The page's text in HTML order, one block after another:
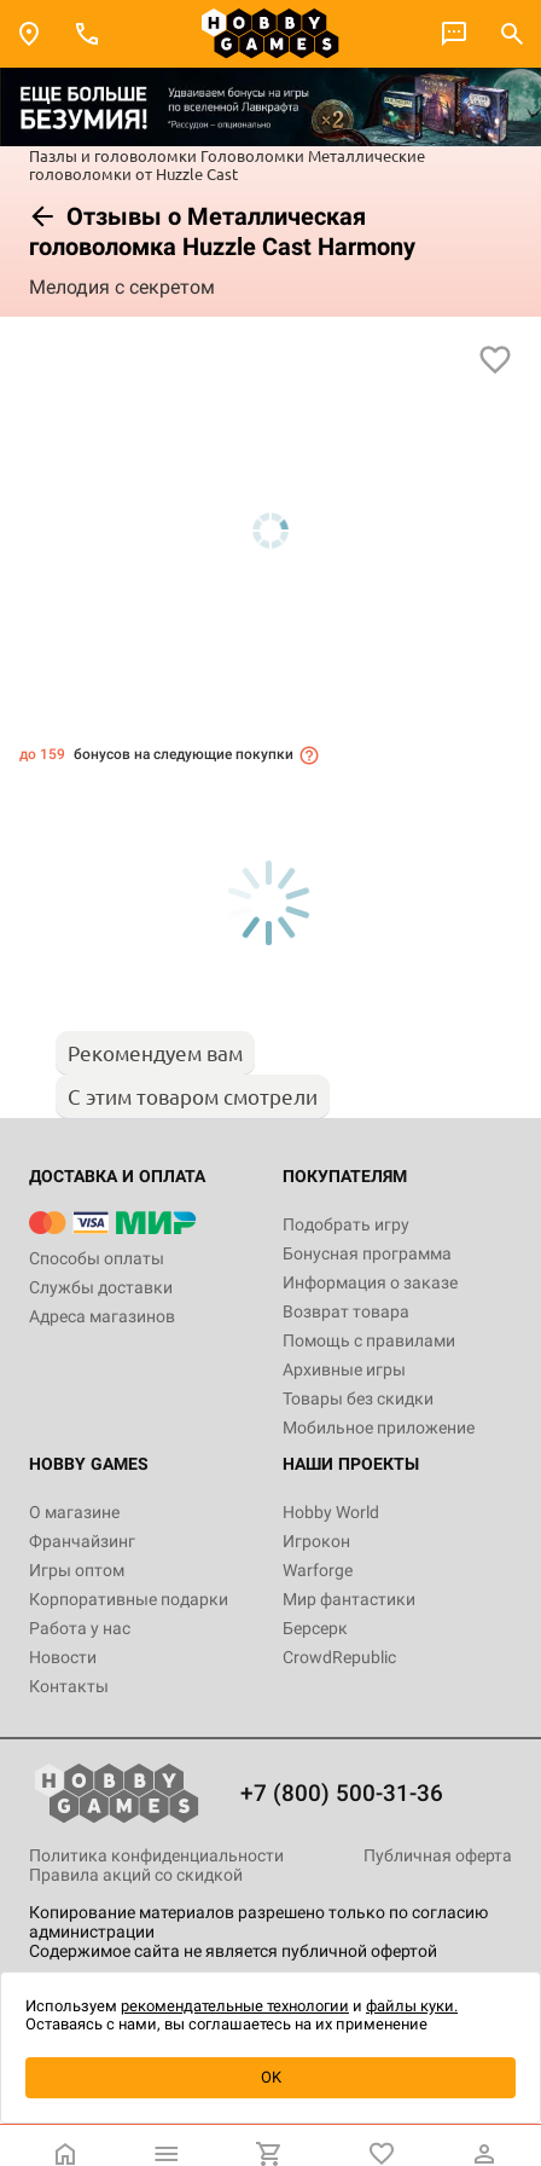
Пазлы и головоломки Головоломки Металлические
головоломки от Huzzle Cast
Отзывы о Металлическая
головоломка Huzzle Cast Harmony
Мелодия с секретом
Уведомить о наличии
до 159 бонусов на следующие покупки
Рекомендуем вам
С этим товаром смотрели
ДОСТАВКА И ОПЛАТА
Способы оплаты
Службы доставки
Адреса магазинов
ПОКУПАТЕЛЯМ
Подобрать игру
Бонусная программа
Информация о заказе
Возврат товара
Помощь с правилами
Архивные игры
Товары без скидки
Мобильное приложение
HOBBY GAMES
О магазине
Франчайзинг
Игры оптом
Корпоративные подарки
Работа у нас
Новости
Контакты
НАШИ ПРОЕКТЫ
Hobby World
Игрокон
Warforge
Мир фантастики
Берсерк
CrowdRepublic
+7 (800) 500-31-36
Копирование материалов разрешено только по согласию
администрации
Содержимое сайта не является публичной офертой
Политика конфиденциальности
Публичная оферта
Правила акций со скидкой
технологии.
Используем рекомендательные технологии и файлы куки.
Оставаясь с нами, вы соглашаетесь на их применение
OK